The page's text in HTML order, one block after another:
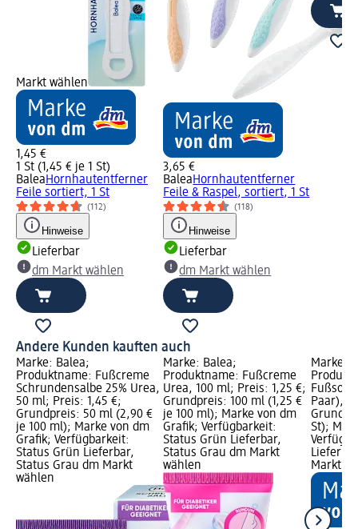
Markt wählen
1,45 €
1 St (1,45 € je 1 St)
BaleaHornhautentferner
Feile sortiert, 1 St
(112)
Hinweise
Lieferbar
dm Markt wählen
3,65 €
BaleaHornhautentferner
Feile & Raspel, sortiert, 1 St
(118)
Hinweise
Lieferbar
dm Markt wählen
Andere Kunden kauften auch
Marke: Balea;
Produktname: Fußcreme
Schrundensalbe 25% Urea,
50 ml; Preis: 1,45 €;
Grundpreis: 50 ml (2,90 €
je 100 ml); Marke von dm
Grafik; Verfügbarkeit:
Status Grün Lieferbar,
Status Grau dm Markt
wählen
Marke: Balea;
Produktname: Fußcreme
Urea, 100 ml; Preis: 1,25 €;
Grundpreis: 100 ml (1,25 €
je 100 ml); Marke von dm
Grafik; Verfügbarkeit:
Status Grün Lieferbar,
Status Grau dm Markt
wählen
Marke:
Paar), 2
St);
Markt